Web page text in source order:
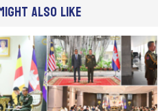
Also Like